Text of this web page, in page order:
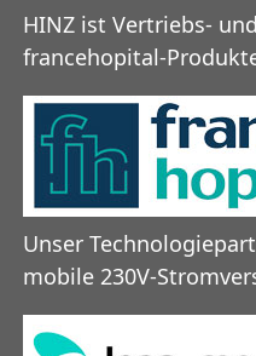
HINZ ist Vertriebs-
francehopital-
Unser
mobile 230V-